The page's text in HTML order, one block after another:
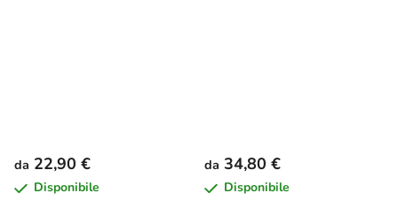
da 22,90 €
Disponibile
da 34,80 €
Disponibile